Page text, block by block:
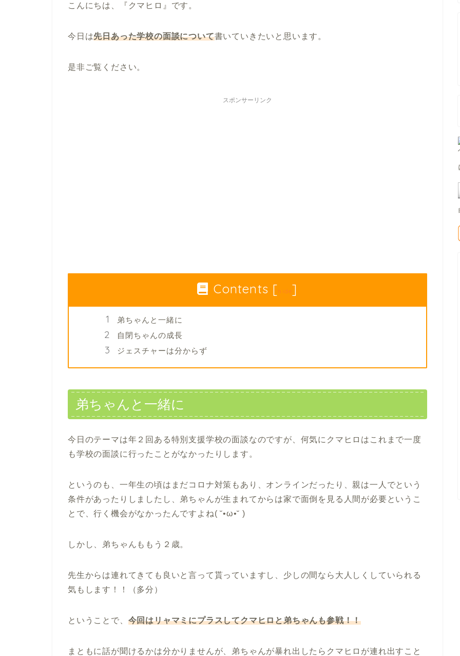
こんにちは、『クマヒロ』です。
今日は先日あった学校の面談について書いていきたいと思います。
是非ご覧ください。
スポンサーリンク
Contents [hide]
弟ちゃんと一緒に
自閉ちゃんの成長
ジェスチャーは分からず
弟ちゃんと一緒に
今日のテーマは年２回ある特別支援学校の面談なのですが、何気にクマヒロはこれまで一度
も学校の面談に行ったことがなかったりします。
というのも、一年生の頃はまだコロナ対策もあり、オンラインだったり、親は一人でという
条件があったりしましたし、弟ちゃんが生まれてからは家で面倒を見る人間が必要というこ
とで、行く機会がなかったんですよね( ˘•ω•˘ )
しかし、弟ちゃんももう２歳。
先生からは連れてきても良いと言って貰っていますし、少しの間なら大人しくしていられる
気もします！！（多分）
ということで、 今回はリャマミにプラスしてクマヒロと弟ちゃんも参戦！！
まともに話が聞けるかは分かりませんが、弟ちゃんが暴れ出したらクマヒロが連れ出すこと